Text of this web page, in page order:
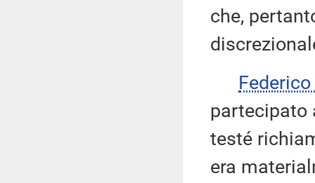
che,
Federico
partecipato
testé
era